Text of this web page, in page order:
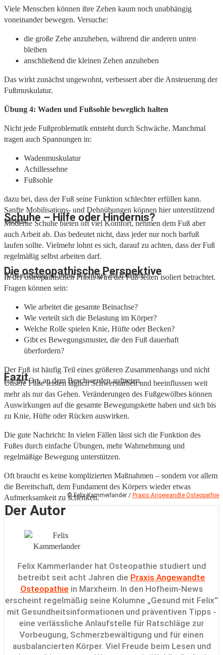
Viele Menschen können ihre Zehen kaum noch unabhängig
voneinander bewegen. Versuche:
die große Zehe anzuheben, während die anderen unten
bleiben
anschließend die kleinen Zehen anzuheben
Das wirkt zunächst ungewohnt, verbessert aber die Ansteuerung der
Fußmuskulatur.
Übung 4: Waden und Fußsohle beweglich halten
Nicht jede Fußproblematik entsteht durch Schwäche. Manchmal
tragen auch Spannungen in:
Wadenmuskulatur
Achillessehne
Fußsohle
dazu bei, dass der Fuß seine Funktion schlechter erfüllen kann.
Sanfte Mobilisations- und Dehnübungen können hier unterstützend
wirken.
Schuhe – Hilfe oder Hindernis?
Moderne Schuhe bieten oft viel Komfort, nehmen dem Fuß aber
auch Arbeit ab. Das bedeutet nicht, dass jeder nur noch barfuß
laufen sollte. Vielmehr lohnt es sich, darauf zu achten, dass der Fuß
regelmäßig selbst arbeiten darf.
Abwechslung ist meist wichtiger als Extreme.
Die osteopathische Perspektive
In der osteopathischen Praxis wird der Fuß selten isoliert betrachtet.
Fragen können sein:
Wie arbeitet die gesamte Beinachse?
Wie verteilt sich die Belastung im Körper?
Welche Rolle spielen Knie, Hüfte oder Becken?
Gibt es Bewegungsmuster, die den Fuß dauerhaft
überfordern?
Der Fuß ist häufig Teil eines größeren Zusammenhangs und nicht
nur der Ort, an dem Beschwerden auftreten.
Fazit
Unsere Füße leisten täglich Schwerstarbeit und beeinflussen weit
mehr als nur das Gehen. Veränderungen des Fußgewölbes können
Auswirkungen auf die gesamte Bewegungskette haben und sich bis
zu Knie, Hüfte oder Rücken auswirken.
Die gute Nachricht: In vielen Fällen lässt sich die Funktion des
Fußes durch einfache Übungen, mehr Wahrnehmung und
regelmäßige Bewegung unterstützen.
Oft braucht es keine komplizierten Maßnahmen – sondern vor allem
die Bereitschaft, dem Fundament des Körpers wieder etwas
Aufmerksamkeit zu schenken.© Felix Kammerlander / Praxis Angewandte Osteopathie
Der Autor
Felix Kammerlander hat Osteopathie studiert und
betreibt seit acht Jahren die Praxis Angewandte
Osteopathie in Marxheim. In den Hofheim-News
erscheint regelmäßig seine Kolumne „Gesund mit Felix”
mit Gesundheitsinformationen und präventiven Tipps -
eine verlässliche Anlaufstelle für Ratschläge zur
Vorbeugung, Schmerzbewältigung und für einen
ausbalancierten Körper. Viel Freude beim Lesen und